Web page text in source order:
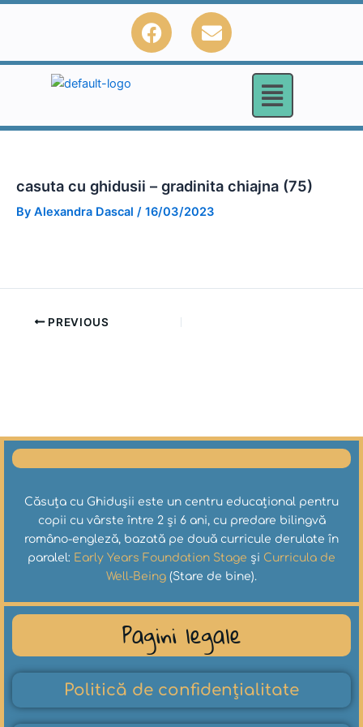
Skip
F
a
c
o
E
n
v
o
casuta cu ghidusii – gradinita chiajna (75)
By Alexandra Dascal / 16/03/2023
PREVIOUS
Căsuța cu Ghidușii este un centru educațional pentru
copii cu vârste între 2 și 6 ani, cu predare bilingvă
româno-engleză, bazată pe două curricule derulate în
paralel: Early Years Foundation Stage și Curricula de
Well-Being (Stare de bine).
Pagini legale
Politică de confidențialitate